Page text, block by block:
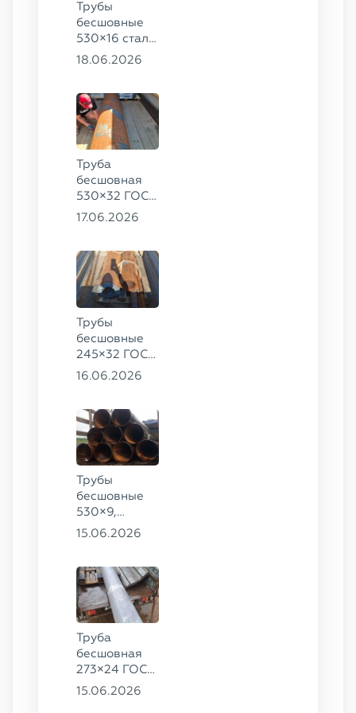
Трубы
бесшовные
530×16 сталь
13ХФА,
18.06.2026
Труба
бесшовная
530×32 ГОСТ
8732-78, ст.
17.06.2026
Трубы
бесшовные
245×32 ГОСТ
8732-78, ст.
16.06.2026
Трубы
бесшовные
530×9,
530×10 ст.
15.06.2026
Труба
бесшовная
273×24 ГОСТ
9941-81 сталь
15.06.2026